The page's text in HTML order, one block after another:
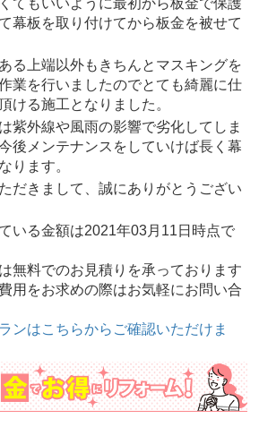
てもいいように最初から板金で保護
幕板を取り付けてから板金を被せて
る上端以外もきちんとマスキングを
業を行いましたのでとても綺麗に仕
ける施工となりました。
紫外線や風雨の影響で劣化してしま
後メンテナンスをしていけば長く幕
ります。
だきまして、誠にありがとうござい
いる金額は2021年03月11日時点で
無料でのお見積りを承っております
用をお求めの際はお気軽にお問い合
ンはこちらからご確認いただけま